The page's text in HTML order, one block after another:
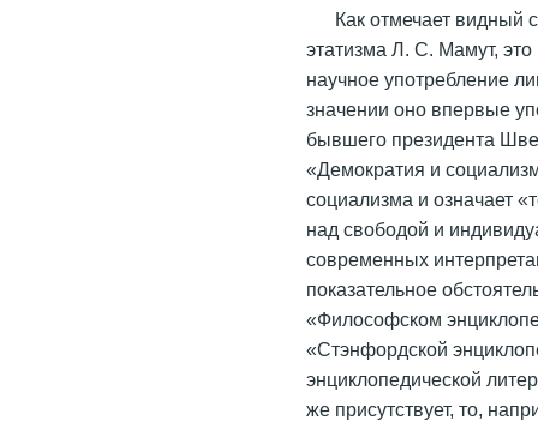
Как отмечает видный
этатизма Л. С. Мамут,
научное употребление
значении оно впервые
бывшего президента
«Демократия и
социализма и означает
над свободой и
современных
показательное
«Философском
«Стэнфордской
энциклопедической
же присутствует, то,